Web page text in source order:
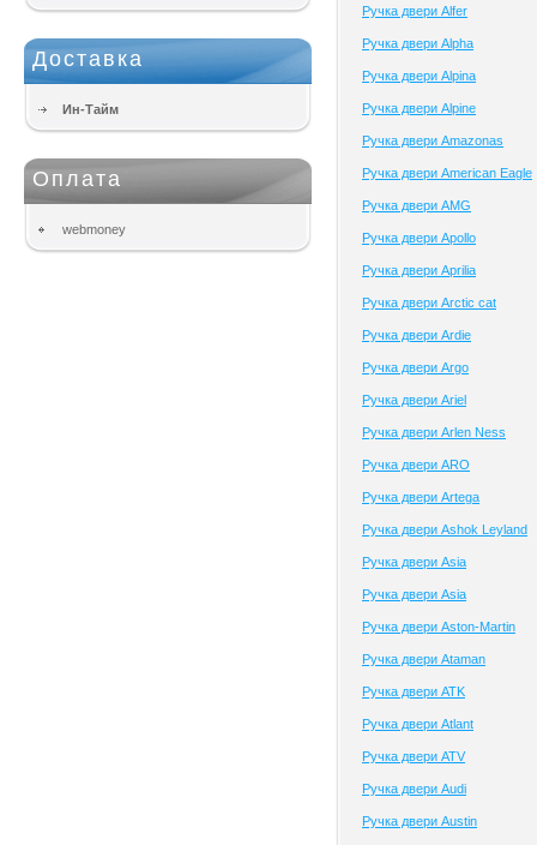
Доставка
Ин-Тайм
Оплата
webmoney
Ручка двери Alfer
Ручка двери Alpha
Ручка двери Alpina
Ручка двери Alpine
Ручка двери Amazonas
Ручка двери American Eagle
Ручка двери AMG
Ручка двери Apollo
Ручка двери Aprilia
Ручка двери Arctic cat
Ручка двери Ardie
Ручка двери Argo
Ручка двери Ariel
Ручка двери Arlen Ness
Ручка двери ARO
Ручка двери Artega
Ручка двери Ashok Leyland
Ручка двери Asia
Ручка двери Asia
Ручка двери Aston-Martin
Ручка двери Ataman
Ручка двери ATK
Ручка двери Atlant
Ручка двери ATV
Ручка двери Audi
Ручка двери Austin